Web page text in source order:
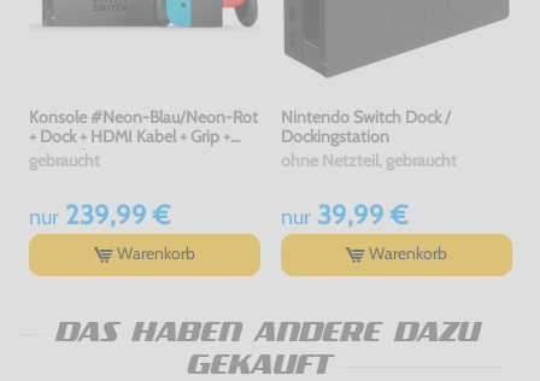
Konsole #Neon-Blau/Neon-Rot
+ Dock + HDMI Kabel + Grip +
Netzteil
gebraucht
nur239,99 €
Warenkorb
Nintendo Switch Dock /
Dockingstation
ohne Netzteil, gebraucht
nur39,99 €
Warenkorb
DAS HABEN ANDERE DAZU
GEKAUFT